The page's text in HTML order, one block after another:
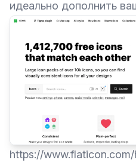
идеально дополнить
https://